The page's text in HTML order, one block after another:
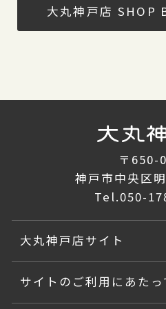
大丸神戸店 SHOP
〒650-
神戸市中央区
Tel.050-
大丸神戸店サイト
サイトのご利用にあたっ